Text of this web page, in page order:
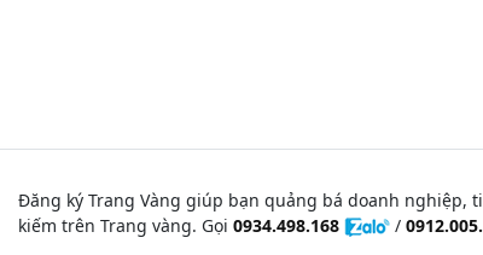
Đăng ký Trang Vàng giúp bạn quảng bá doanh nghiệp,
kiếm trên Trang vàng. Gọi 0934.498.168 /